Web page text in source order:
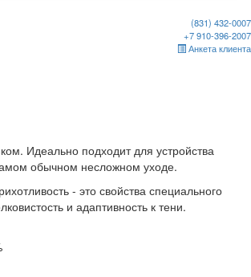
(831) 432-0007
+7 910-396-2007
Анкета клиента
Идеально подходит для устройства
обычном несложном уходе.
- это свойства специального
и адаптивность к тени.